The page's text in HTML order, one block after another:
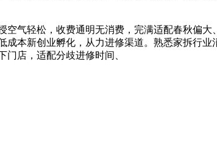
轻松，收费通明无消费，完满适配春秋偏大
本新创业孵化，从力进修渠道。熟悉家拆行
店，适配分歧进修时间、